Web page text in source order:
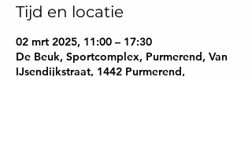
Tijd en locatie
02 mrt 2025, 11:00 – 17:30
De Beuk, Sportcomplex, Purmerend, Van
IJsendijkstraat, 1442 Purmerend,